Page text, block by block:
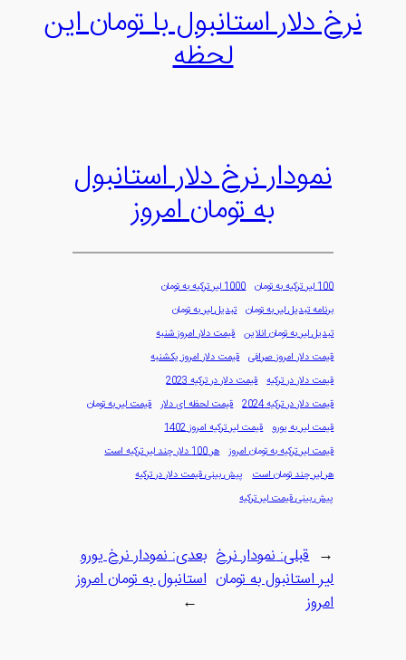
نرخ دلار استانبول با تومان این
لحظه
نمودار نرخ دلار استانبول
به تومان امروز
100 لیر ترکیه به تومان
1000 لیر ترکیه به تومان
برنامه تبدیل لیر به تومان تبدیل لیر به تومان
تبدیل لیر به تومان انلاین قیمت دلار امروز شنبه
قیمت دلار امروز صرافی قیمت دلار امروز یکشنبه
قیمت دلار در ترکیه قیمت دلار در ترکیه 2023
قیمت دلار در ترکیه 2024
قیمت لحظه ای دلار
قیمت لیر به تومان
قیمت لیر به یورو قیمت لیر ترکیه امروز 1402
قیمت لیر ترکیه به تومان امروز
هر 100 دلار چند لیر ترکیه است
هر لیر چند تومان است
پیش بینی قیمت دلار در ترکیه
پیش بینی قیمت لیر ترکیه
← قبلی:نمودار نرخ
لیر استانبول به تومان
امروز
بعدی:نمودار نرخ یورو
استانبول به تومان امروز
→